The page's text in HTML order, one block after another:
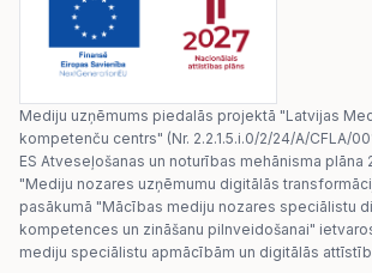
Mediju uzņēmums piedalās projektā "Latvijas
kompetenču centrs" (Nr. 2.2.1.5.i.0/2/24/A/CFLA/
ES Atveseļošanas un noturības mehānisma plāna
"Mediju nozares uzņēmumu digitālās
pasākumā "Mācības mediju nozares speciālistu
kompetences un zināšanu pilnveidošanai"
mediju speciālistu apmācībām un digitālās